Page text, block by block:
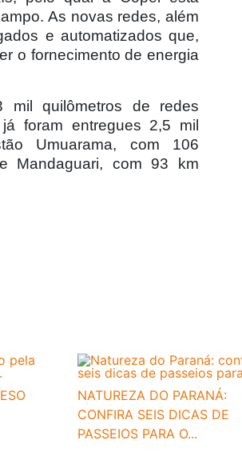
As novas redes, além
e automatizados que,
o fornecimento de energia
quilômetros de redes
foram entregues 2,5 mil
Umuarama, com 106
Mandaguari, com 93 km
NATUREZA DO PARANÁ:
CONFIRA SEIS DICAS DE
PASSEIOS PARA O...